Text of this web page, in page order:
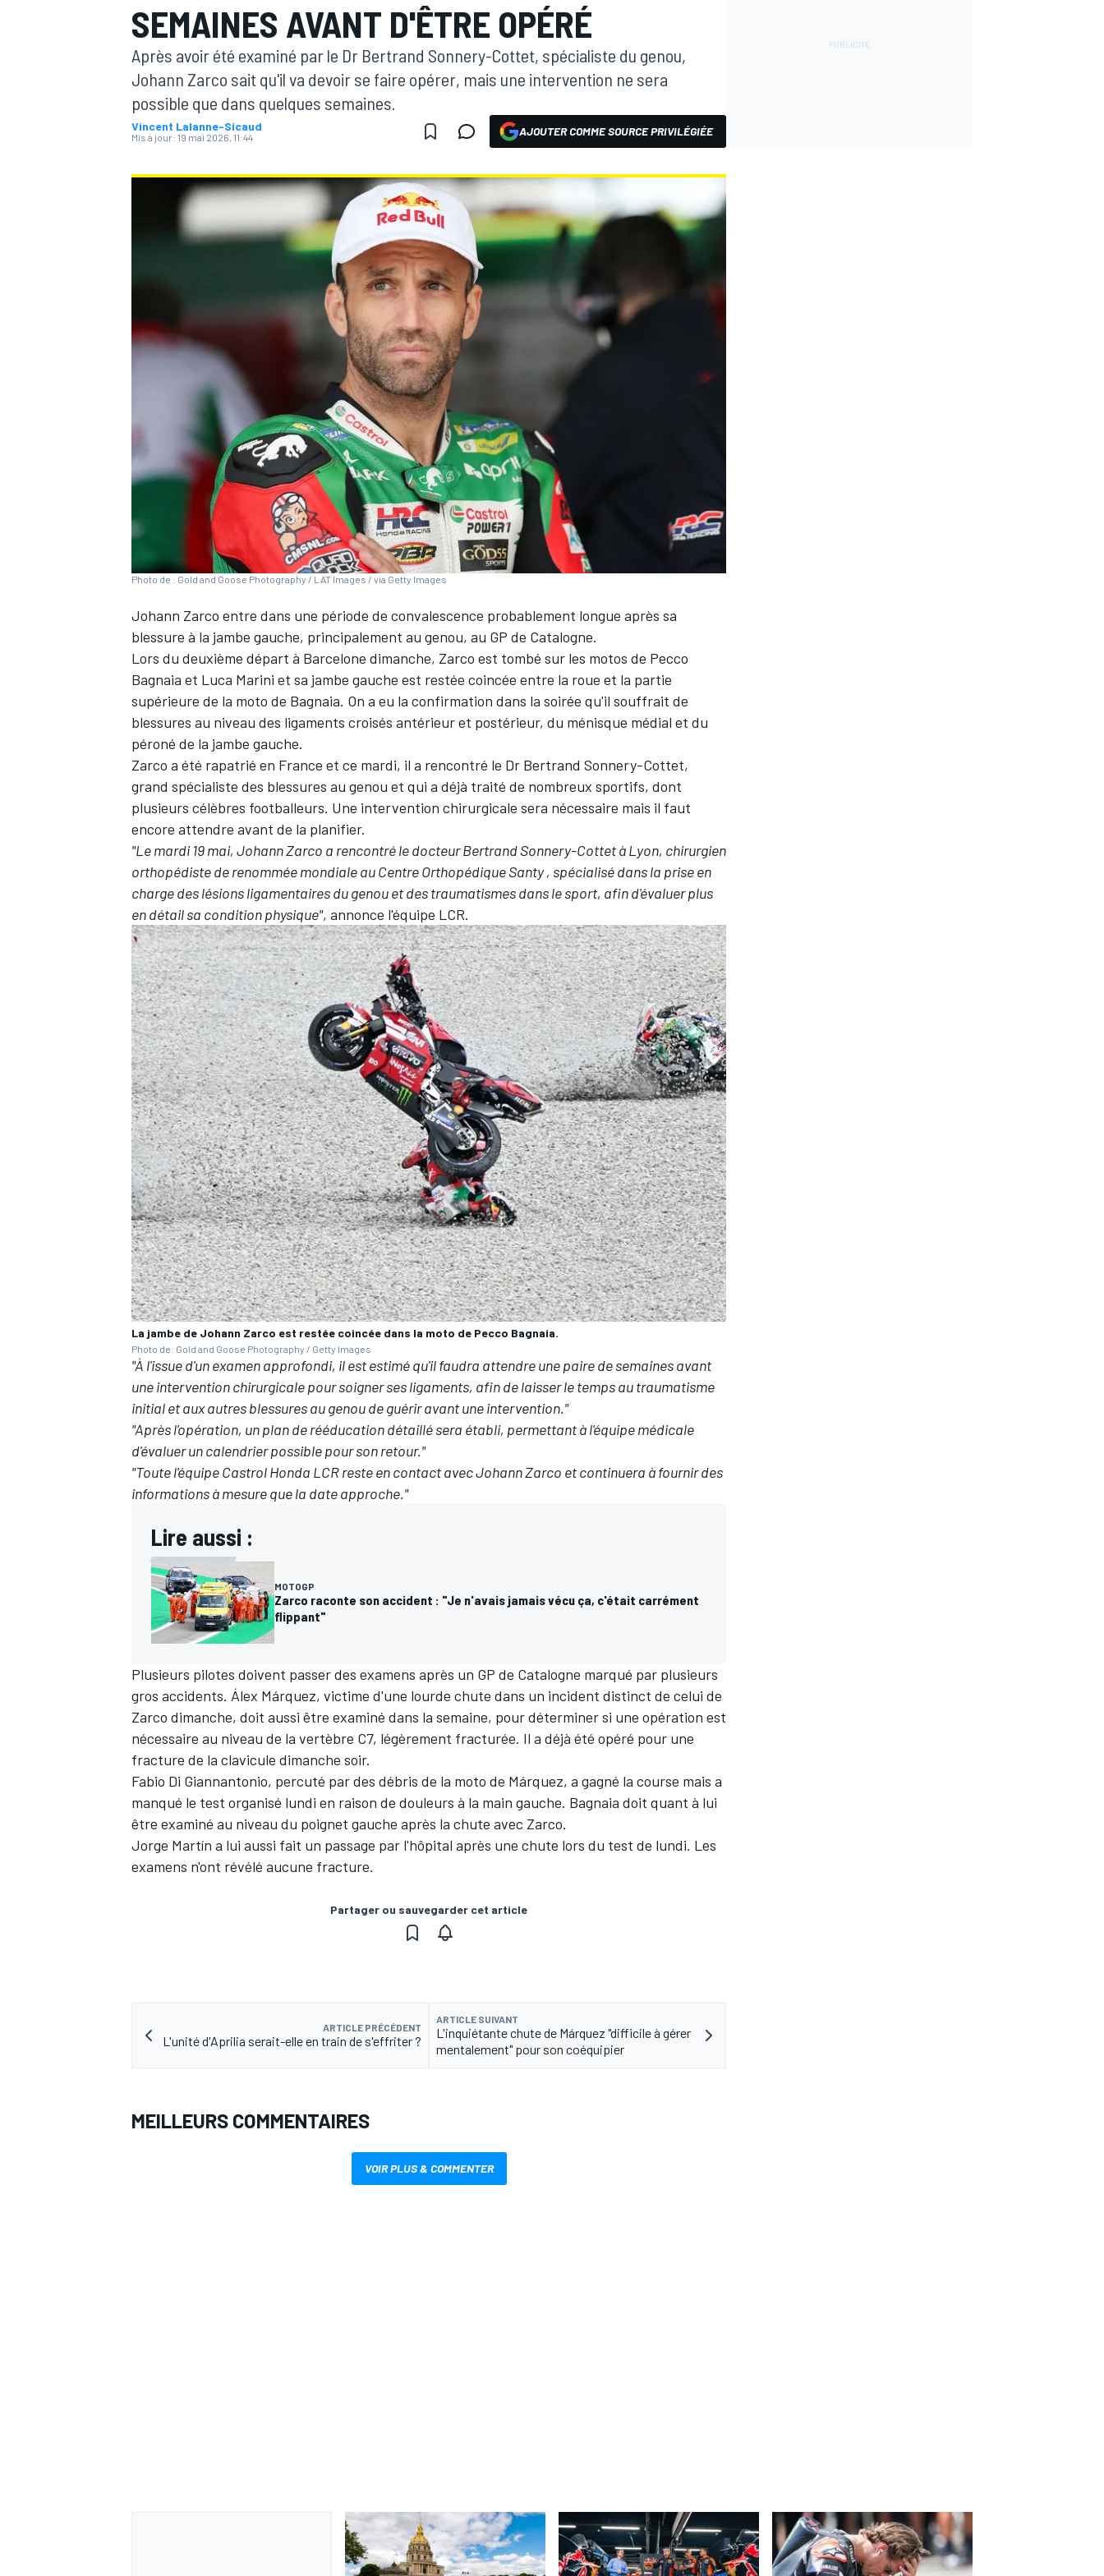
MOTOGP
WEC
AUTRES CHAMPIONNATS
SEMAINES AVANT D'ÊTRE OPÉRÉ
Après avoir été examiné par le Dr Bertrand Sonnery-Cottet, spécialiste du genou,
Johann Zarco sait qu'il va devoir se faire opérer, mais une intervention ne sera
possible que dans quelques semaines.
Vincent Lalanne-Sicaud
Mis à jour: 19 mai 2026, 11:44 AJOUTER COMME SOURCE PRIVILÉGIÉE
Photo de : Gold and Goose Photography / LAT Images / via Getty Images
Johann Zarco entre dans une période de convalescence probablement longue après sa
blessure à la jambe gauche, principalement au genou, au GP de Catalogne.
Lors du deuxième départ à Barcelone dimanche, Zarco est tombé sur les motos de Pecco
Bagnaia et Luca Marini et sa jambe gauche est restée coincée entre la roue et la partie
supérieure de la moto de Bagnaia. On a eu la confirmation dans la soirée qu'il souffrait de
blessures au niveau des ligaments croisés antérieur et postérieur, du ménisque médial et du
péroné de la jambe gauche.
Zarco a été rapatrié en France et ce mardi, il a rencontré le Dr Bertrand Sonnery-Cottet,
grand spécialiste des blessures au genou et qui a déjà traité de nombreux sportifs, dont
plusieurs célèbres footballeurs. Une intervention chirurgicale sera nécessaire mais il faut
encore attendre avant de la planifier.
"Le mardi 19 mai, Johann Zarco a rencontré le docteur Bertrand Sonnery-Cottet à Lyon, chirurgien
orthopédiste de renommée mondiale au Centre Orthopédique Santy , spécialisé dans la prise en
charge des lésions ligamentaires du genou et des traumatismes dans le sport, afin d'évaluer plus
en détail sa condition physique", annonce l'équipe LCR.
La jambe de Johann Zarco est restée coincée dans la moto de Pecco Bagnaia.
Photo de: Gold and Goose Photography / Getty Images
"À l'issue d'un examen approfondi, il est estimé qu'il faudra attendre une paire de semaines avant
une intervention chirurgicale pour soigner ses ligaments, afin de laisser le temps au traumatisme
initial et aux autres blessures au genou de guérir avant une intervention."
"Après l'opération, un plan de rééducation détaillé sera établi, permettant à l'équipe médicale
d'évaluer un calendrier possible pour son retour."
"Toute l'équipe Castrol Honda LCR reste en contact avec Johann Zarco et continuera à fournir des
informations à mesure que la date approche."
Lire aussi :
MOTOGP
Zarco raconte son accident : "Je n'avais jamais vécu ça, c'était carrément
flippant"
Plusieurs pilotes doivent passer des examens après un GP de Catalogne marqué par plusieurs
gros accidents. Álex Márquez, victime d'une lourde chute dans un incident distinct de celui de
Zarco dimanche, doit aussi être examiné dans la semaine, pour déterminer si une opération est
nécessaire au niveau de la vertèbre C7, légèrement fracturée. Il a déjà été opéré pour une
fracture de la clavicule dimanche soir.
Fabio Di Giannantonio, percuté par des débris de la moto de Márquez, a gagné la course mais a
manqué le test organisé lundi en raison de douleurs à la main gauche. Bagnaia doit quant à lui
être examiné au niveau du poignet gauche après la chute avec Zarco.
Jorge Martín a lui aussi fait un passage par l'hôpital après une chute lors du test de lundi. Les
examens n'ont révélé aucune fracture.
Partager ou sauvegarder cet article
ARTICLE PRÉCÉDENT
L'unité d'Aprilia serait-elle en train de s'effriter ?
ARTICLE SUIVANT
L'inquiétante chute de Márquez "difficile à gérer
mentalement" pour son coéquipier
MEILLEURS COMMENTAIRES
VOIR PLUS & COMMENTER